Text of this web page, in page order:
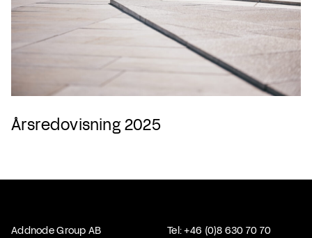
Årsredovisning 2025
Addnode Group AB
Tel: +46 (0)8 630 70 70